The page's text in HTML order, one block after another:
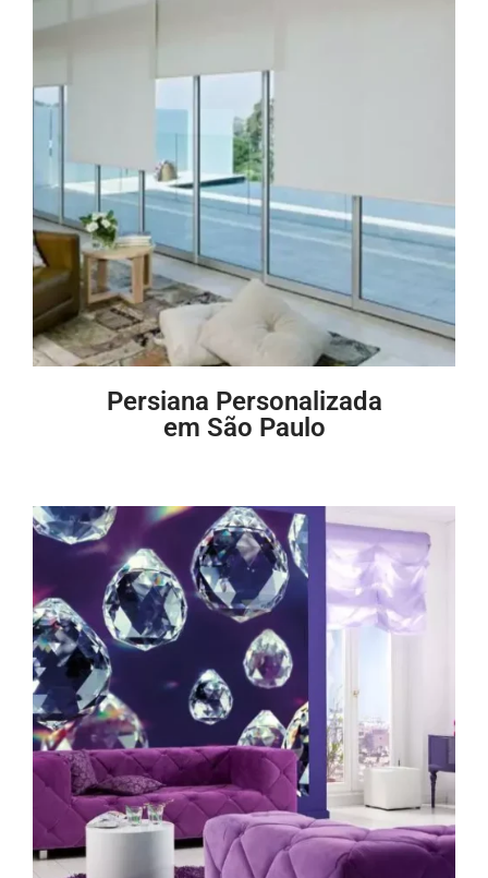
Persiana Personalizada
em São Paulo